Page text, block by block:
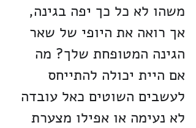
משהו לא כל כך יפה בגינה,
אך רואה את היופי של שאר
הגינה המטופחת שלך? מה
אם היית יכולה להתייחס
לעשבים השוטים כאל עובדה
לא נעימה או אפילו מצערת